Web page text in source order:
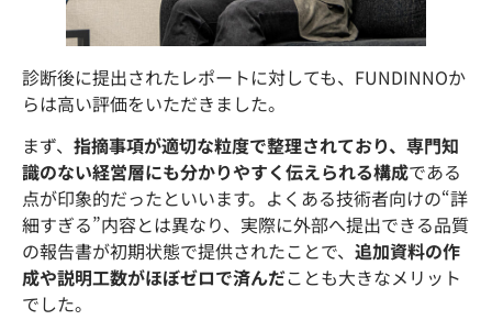
診断後に提出されたレポートに対しても、FUNDINNOか
らは高い評価をいただきました。
まず、 指摘事項が適切な粒度で整理されており、専門知
識のない経営層にも分かりやすく伝えられる構成である
点が印象的だったといいます。よくある技術者向けの“詳
細すぎる”内容とは異なり、実際に外部へ提出できる品質
の報告書が初期状態で提供されたことで、 追加資料の作
成や説明工数がほぼゼロで済んだことも大きなメリット
でした。